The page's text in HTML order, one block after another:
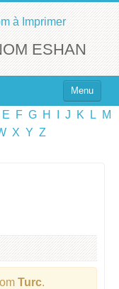
à Imprimer
ESHAN
Menu
E F G H J K L
M
X Y Z
Turc.